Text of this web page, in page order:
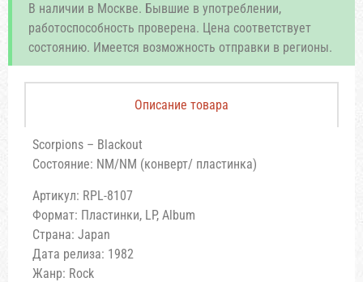
В наличии в Москве. Бывшие в употреблении,
работоспособность проверена. Цена соответствует
состоянию. Имеется возможность отправки в регионы.
Описание товара
Scorpions ‎– Blackout
Состояние: NM/NM (конверт/ пластинка)
Артикул: RPL-8107
Формат: Пластинки, LP, Album
Страна: Japan
Дата релиза: 1982
Жанр: Rock